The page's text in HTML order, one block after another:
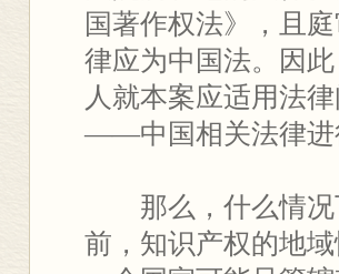
国著作权法》，且
律应为中国法。因
人就本案应适用法
——中国相关法律进
那么，什么情况
前，知识产权的地